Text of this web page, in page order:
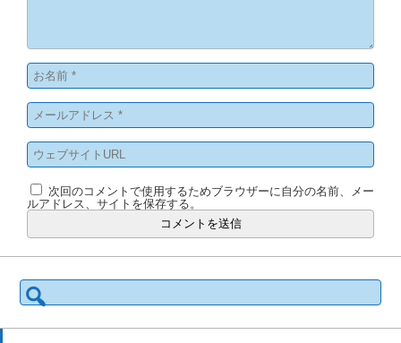
次回のコメントで使用するためブラウザーに自分の名前、メー
ルアドレス、サイトを保存する。
検
索: